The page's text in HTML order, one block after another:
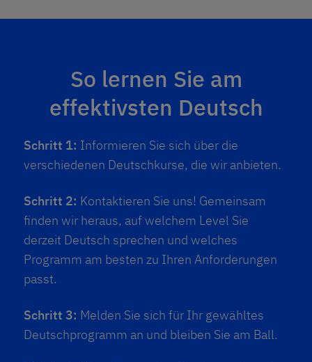
So lernen Sie am
effektivsten Deutsch
Schritt 1: Informieren Sie sich über die
verschiedenen Deutschkurse, die wir anbieten.
Schritt 2: Kontaktieren Sie uns! Gemeinsam
finden wir heraus, auf welchem Level Sie
derzeit Deutsch sprechen und welches
Programm am besten zu Ihren Anforderungen
passt.
Schritt 3: Melden Sie sich für Ihr gewähltes
Deutschprogramm an und bleiben Sie am Ball.